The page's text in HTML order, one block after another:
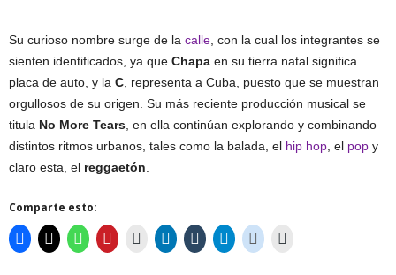
Su curioso nombre surge de la calle, con la cual los integrantes se
sienten identificados, ya que Chapa en su tierra natal significa
placa de auto, y la C, representa a Cuba, puesto que se muestran
orgullosos de su origen. Su más reciente producción musical se
titula No More Tears, en ella continúan explorando y combinando
distintos ritmos urbanos, tales como la balada, el hip hop, el pop y
claro esta, el reggaetón.
Comparte esto: